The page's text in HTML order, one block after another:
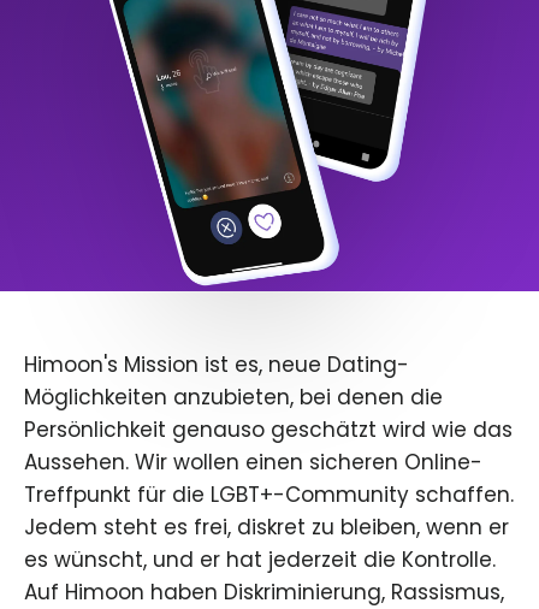
Himoon's Mission ist es, neue Dating-
Möglichkeiten anzubieten, bei denen die
Persönlichkeit genauso geschätzt wird wie das
Aussehen. Wir wollen einen sicheren Online-
Treffpunkt für die LGBT+-Community schaffen.
Jedem steht es frei, diskret zu bleiben, wenn er
es wünscht, und er hat jederzeit die Kontrolle.
Auf Himoon haben Diskriminierung, Rassismus,